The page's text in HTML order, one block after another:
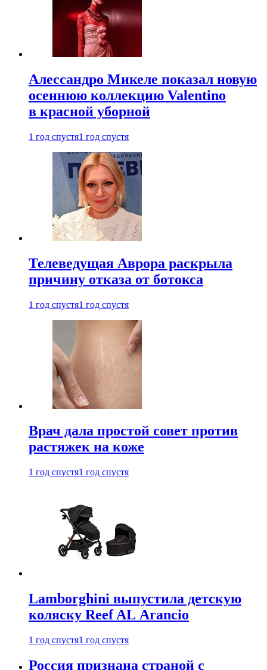
Алессандро Микеле показал новую
осеннюю коллекцию Valentino
в красной уборной
1 год спустя1 год спустя
Телеведущая Аврора раскрыла
причину отказа от ботокса
1 год спустя1 год спустя
Врач дала простой совет против
растяжек на коже
1 год спустя1 год спустя
Lamborghini выпустила детскую
коляску Reef AL Arancio
1 год спустя1 год спустя
Россия признана страной с